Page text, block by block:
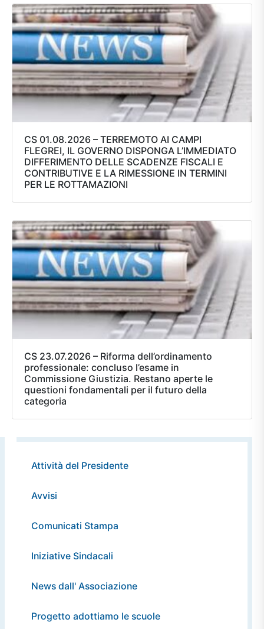
CS 01.08.2026 – TERREMOTO AI CAMPI
FLEGREI, IL GOVERNO DISPONGA L’IMMEDIATO
DIFFERIMENTO DELLE SCADENZE FISCALI E
CONTRIBUTIVE E LA RIMESSIONE IN TERMINI
PER LE ROTTAMAZIONI
CS 23.07.2026 – Riforma dell’ordinamento
professionale: concluso l’esame in
Commissione Giustizia. Restano aperte le
questioni fondamentali per il futuro della
categoria
Attività del Presidente
Avvisi
Comunicati Stampa
Iniziative Sindacali
News dall' Associazione
Progetto adottiamo le scuole